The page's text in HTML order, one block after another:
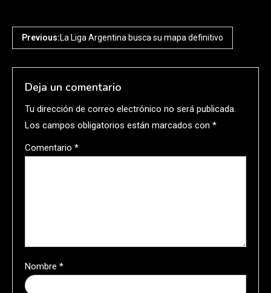
Previous:La Liga Argentina busca su mapa definitivo
Deja un comentario
Tu dirección de correo electrónico no será publicada.
Los campos obligatorios están marcados con *
Comentario *
Nombre *